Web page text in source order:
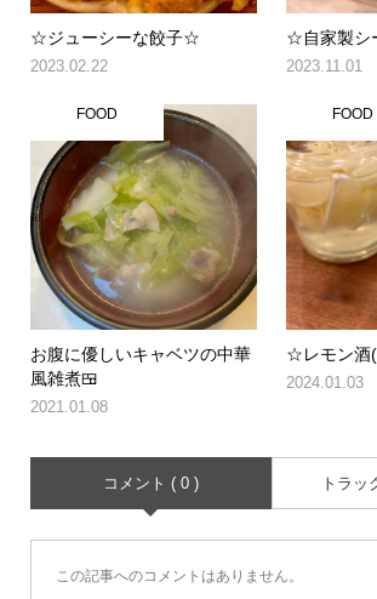
☆ジューシーな餃子☆
2023.02.22
☆自家製シ
2023.11.01
FOOD
お腹に優しいキャベツの中華
風雑煮🍱
2021.01.08
FOOD
☆レモン酒
2024.01.03
コメント ( 0 ) トラッ
この記事へのコメントはありません。